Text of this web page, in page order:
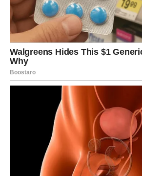
vezi, dolazi trenutak kada se govori
odlagalo. Može to biti razgovor o
granicama, o potrebama. I koliko god
ozbiljan – on donosi olakšanje.
Ako je odnos zdrav, ova nedelja ga
Ako nije, istina izlazi na videlo – ali
već da bi te oslobodila.
Slobodni Blizanci mogu doživeti
osobom koja im “pogađa misli”.
jer se prepoznajete kroz reči, humor,
je osoba koja dolazi da te podseti da
komplikovana da bi bila duboka.